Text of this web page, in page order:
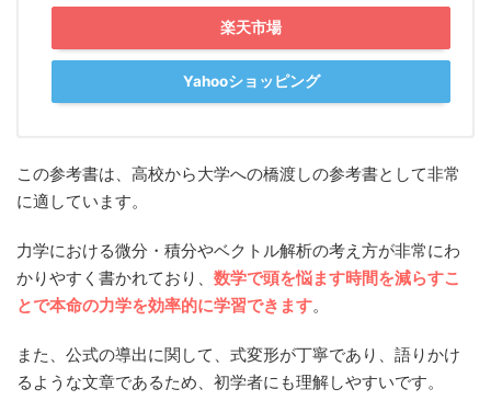
楽天市場
Yahooショッピング
この参考書は、高校から大学への橋渡しの参考書として非常
に適しています。
力学における微分・積分やベクトル解析の考え方が非常にわ
かりやすく書かれており、 数学で頭を悩ます時間を減らすこ
とで本命の力学を効率的に学習できます。
また、公式の導出に関して、式変形が丁寧であり、語りかけ
るような文章であるため、初学者にも理解しやすいです。